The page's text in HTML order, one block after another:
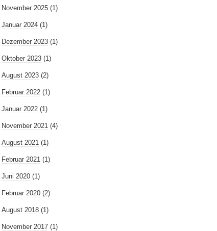
November 2025 (1)
Januar 2024 (1)
Dezember 2023 (1)
Oktober 2023 (1)
August 2023 (2)
Februar 2022 (1)
Januar 2022 (1)
November 2021 (4)
August 2021 (1)
Februar 2021 (1)
Juni 2020 (1)
Februar 2020 (2)
August 2018 (1)
November 2017 (1)